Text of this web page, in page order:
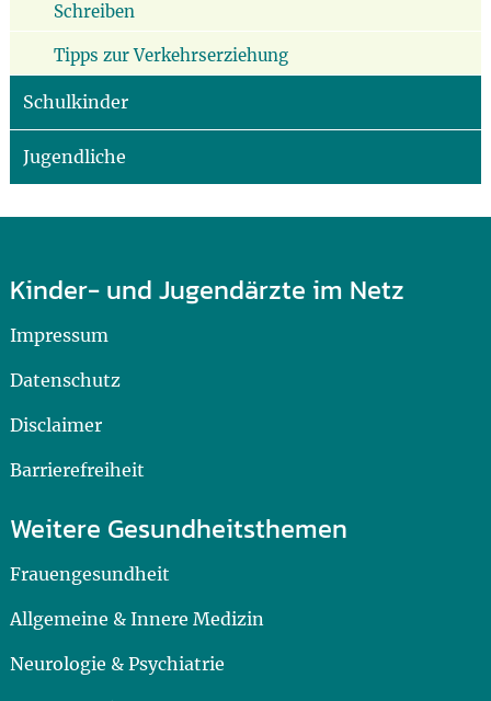
Schreiben
Tipps zur Verkehrserziehung
Schulkinder
Jugendliche
Kinder- und Jugendärzte im Netz
Impressum
Datenschutz
Disclaimer
Barrierefreiheit
Weitere Gesundheitsthemen
Frauengesundheit
Allgemeine & Innere Medizin
Neurologie & Psychiatrie